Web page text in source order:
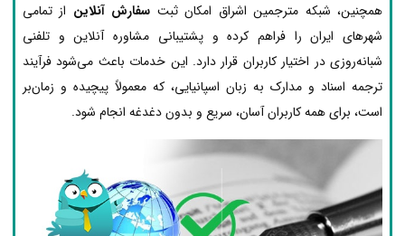
همچنین، شبکه مترجمین اشراق امکان ثبت سفارش آنلاین از تمامی
شهرهای ایران را فراهم کرده و پشتیبانی مشاوره آنلاین و تلفنی
شبانه‌روزی در اختیار کاربران قرار دارد. این خدمات باعث می‌شود فرآیند
ترجمه اسناد و مدارک به زبان اسپانیایی، که معمولاً پیچیده و زمان‌بر
است، برای همه کاربران آسان، سریع و بدون دغدغه انجام شود.